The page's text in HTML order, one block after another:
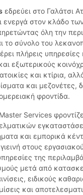
εδρεύει στο Γαλάτσι
ενεργά στον κλάδο
όλη την
σύνολο του
πλήρεις υπηρεσίες
εξωτερικούς
και κτίρια,
και μεζονέτες,
φροντίδα.
Services
και εμπορικά
στους
της
μετά από
ειδικούς
και